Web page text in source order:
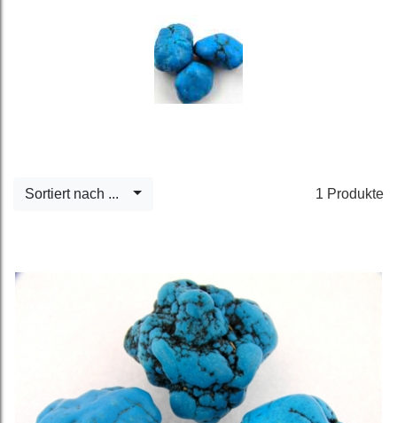
1 Produkte
Sortiert nach ...